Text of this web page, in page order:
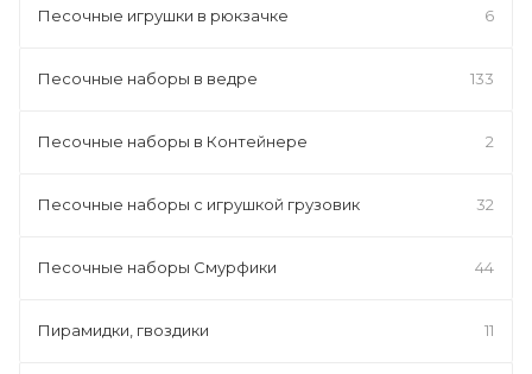
Песочные игрушки в рюкзачке 6
Песочные наборы в ведре 133
Песочные наборы в Контейнере 2
Песочные наборы с игрушкой грузовик 32
Песочные наборы Смурфики 44
Пирамидки, гвоздики 11